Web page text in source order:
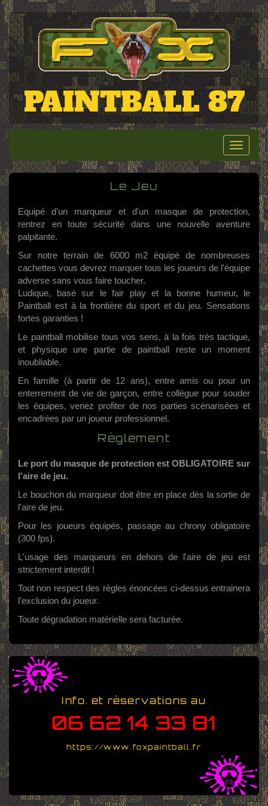
PAINTBALL 87
Toggle
Le Jeu
Equipé d’un marqueur et d'un masque de protection,
rentrez en toute sécurité dans une nouvelle aventure
palpitante.
Sur notre terrain de 6000 m2 équipé de nombreuses
cachettes vous devrez marquer tous les joueurs de l'équipe
adverse sans vous faire toucher.
Ludique, basé sur le fair play et la bonne humeur, le
Paintball est à la frontière du sport et du jeu. Sensations
fortes garanties !
Le paintball mobilise tous vos sens, à la fois très tactique,
et physique une partie de paintball reste un moment
inoubliable.
En famille (à partir de 12 ans), entre amis ou pour un
enterrement de vie de garçon, entre collègue pour souder
les équipes, venez profiter de nos parties scénarisées et
encadrées par un joueur professionnel.
Réglement
Le port du masque de protection est OBLIGATOIRE sur
l'aire de jeu.
Le bouchon du marqueur doit être en place dès la sortie de
l'aire de jeu.
Pour les joueurs équipés, passage au chrony obligatoire
(300 fps).
L'usage des marqueurs en dehors de l'aire de jeu est
strictement interdit !
Tout non respect des règles énoncées ci-dessus entrainera
l’exclusion du joueur.
Toute dégradation matérielle sera facturée.
Info. et réservations au
06 62 14 33 81
https://www.foxpaintball.fr